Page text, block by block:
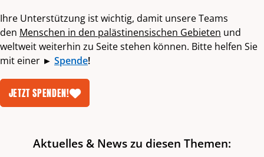
Ihre Unterstützung ist wichtig, damit unsere Teams
den Menschen in den palästinensischen Gebieten und
weltweit weiterhin zu Seite stehen können. Bitte helfen Sie
mit einer ► Spende!
JETZT SPENDEN!
Aktuelles & News zu diesen Themen: